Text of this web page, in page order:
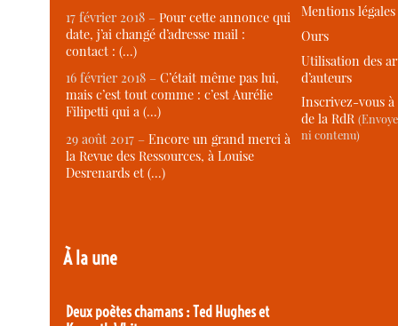
17 février 2018 –Pour cette annonce qui
date, j’ai changé d’adresse mail :
contact : (…)
16 février 2018 –C’était même pas lui,
mais c’est tout comme : c’est Aurélie
Filipetti qui a (…)
29 août 2017 –Encore un grand merci à
la Revue des Ressources, à Louise
Desrenards et (…)
À la une
Deux poètes chamans : Ted Hughes et
Mentions légales
Ours
Utilisation des
d’auteurs
Inscrivez-vous
de la RdR
ni contenu)